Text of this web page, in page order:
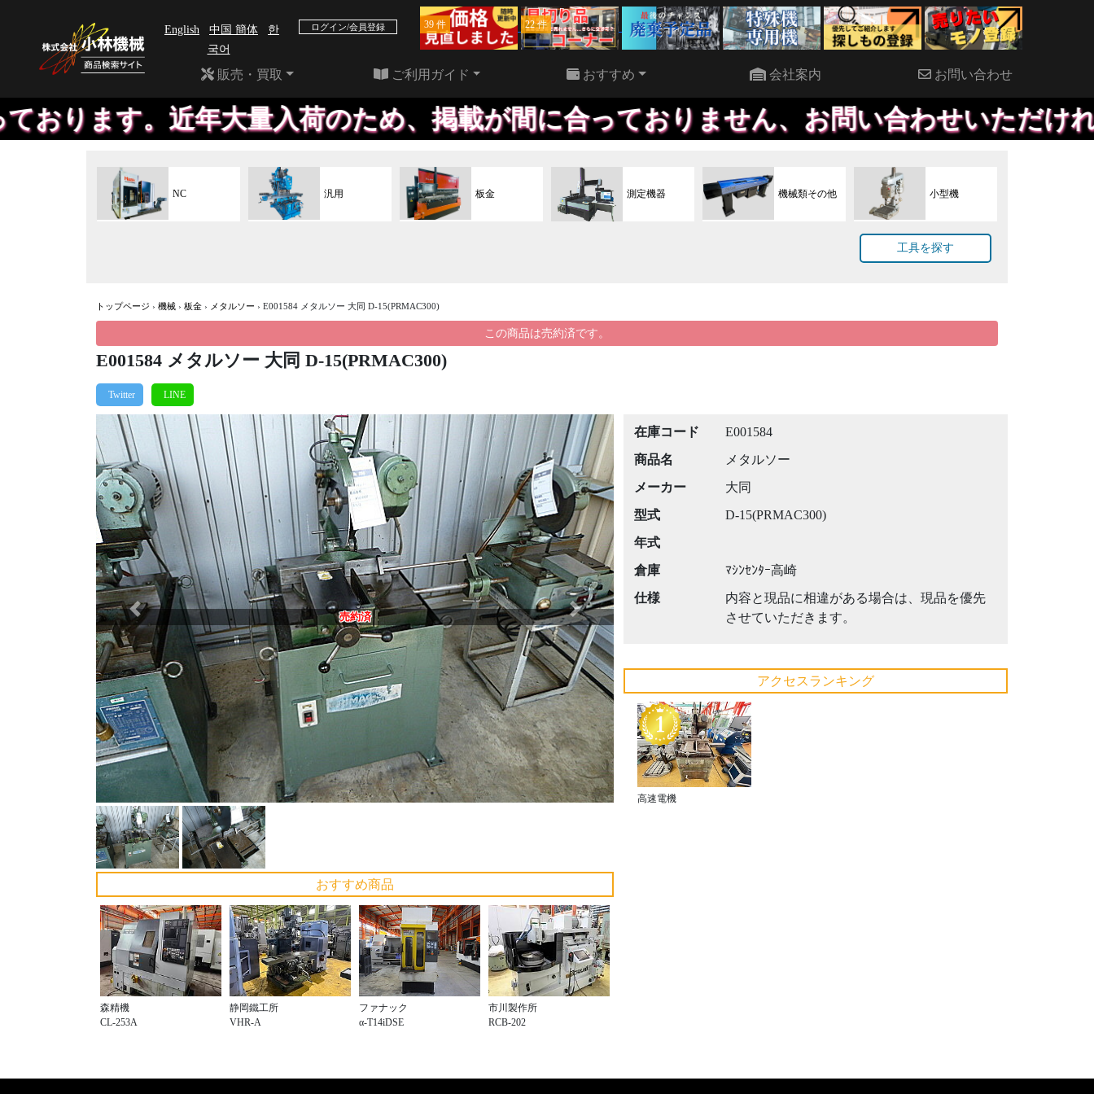
English 中国 簡体
한
국어
ログイン/会員登録 39 件 22 件
販売・買取 ご利用ガイド おすすめ 会社案内 お問い合わせ
年大量入荷のため、掲載が間に合っておりません、お問い合わせいただければ、優先
NC 汎用 板金 測定機器 機械類その他 小型機
工具を探す
トップページ › 機械 › 板金 › メタルソー › E001584 メタルソー 大同 D-15(PRMAC300)
この商品は売約済です。
E001584 メタルソー 大同 D-15(PRMAC300)
売約済
Previous Next
おすすめ商品
森精機
CL-253A
静岡鐵工所
VHR-A
ファナック
α-T14iDSE
市川製作所
RCB-202
在庫コード
E001584
商品名
メタルソー
メーカー
大同
型式
D-15(PRMAC300)
年式
倉庫
ﾏｼﾝｾﾝﾀｰ高崎
仕様
内容と現品に相違がある場合は、現品を優先
させていただきます。
アクセスランキング
高速電機